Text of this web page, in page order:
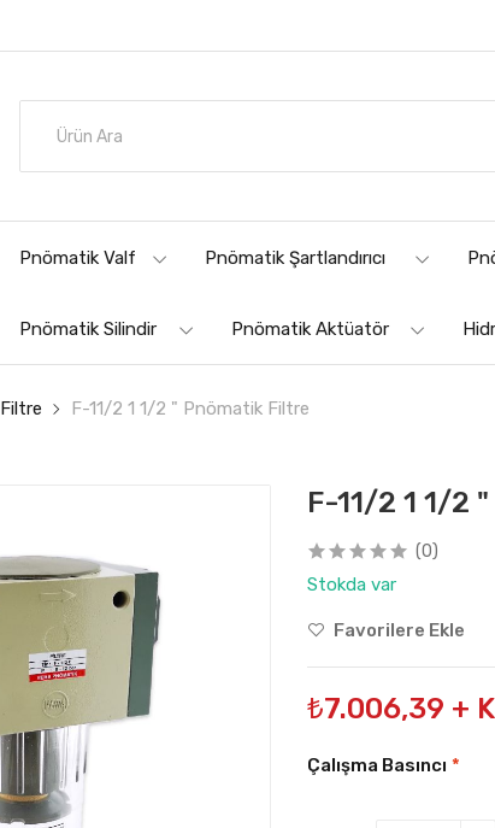
Pnömatik Valf Pnömatik Şartlandırıcı
Pnömatik Silindir Pnömatik Aktüatör
Filtre F-11/2 1 1/2 " Pnömatik Filtre
F-11/2 1 1/2
(0)
Stokda var
Favorilere Ekle
₺7.006,39 +
Çalışma Basıncı *